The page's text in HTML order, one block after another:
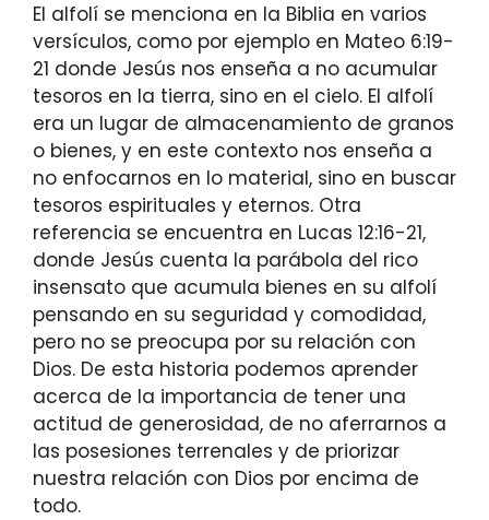
El alfolí se menciona en la Biblia en varios
versículos, como por ejemplo en Mateo 6:19-
21 donde Jesús nos enseña a no acumular
tesoros en la tierra, sino en el cielo. El alfolí
era un lugar de almacenamiento de granos
o bienes, y en este contexto nos enseña a
no enfocarnos en lo material, sino en buscar
tesoros espirituales y eternos. Otra
referencia se encuentra en Lucas 12:16-21,
donde Jesús cuenta la parábola del rico
insensato que acumula bienes en su alfolí
pensando en su seguridad y comodidad,
pero no se preocupa por su relación con
Dios. De esta historia podemos aprender
acerca de la importancia de tener una
actitud de generosidad, de no aferrarnos a
las posesiones terrenales y de priorizar
nuestra relación con Dios por encima de
todo.